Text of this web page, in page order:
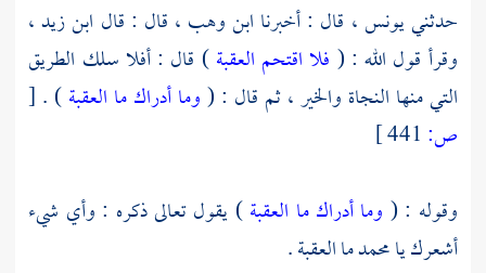
حدثنييونس ، قال : أخبرنا ابن وهب ، قال : قال ابن زيد ،
وقرأ قول الله : ( فلا اقتحم العقبة) قال : أفلا سلك الطريق
التي منها النجاة والخير ، ثم قال : (وما أدراك ما العقبة) .
[
ص:
وقوله : ( وما أدراك ما العقبة) يقول تعالى ذكره : وأي شيء
أشعرك يامحمدما العقبة .